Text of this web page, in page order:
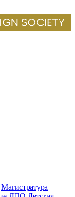
Магистратура